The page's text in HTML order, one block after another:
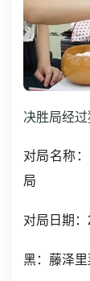
决胜局经过
对局名称
局
对局日期
黑： 藤泽